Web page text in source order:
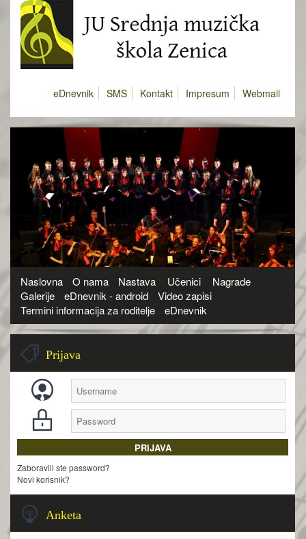
eDnevnik SMS Kontakt Impresum Webmail
Naslovna O nama Nastava Učenici
Nagrade
Galerije
eDnevnik - android
Video zapisi
Termini informacija za roditelje
eDnevnik
Prijava
Zaboravili ste password?
Novi korisnik?
Anketa